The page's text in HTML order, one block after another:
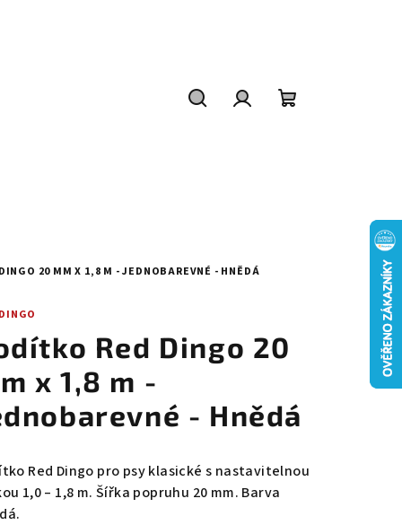
20 MM X 1,8 M - JEDNOBAREVNÉ - HNĚDÁ
Red Dingo 20
x 1,8 m -
- Hnědá
Red Dingo pro psy klasické s nastavitelnou
1,0 – 1,8 m. Šířka popruhu 20 mm. Barva